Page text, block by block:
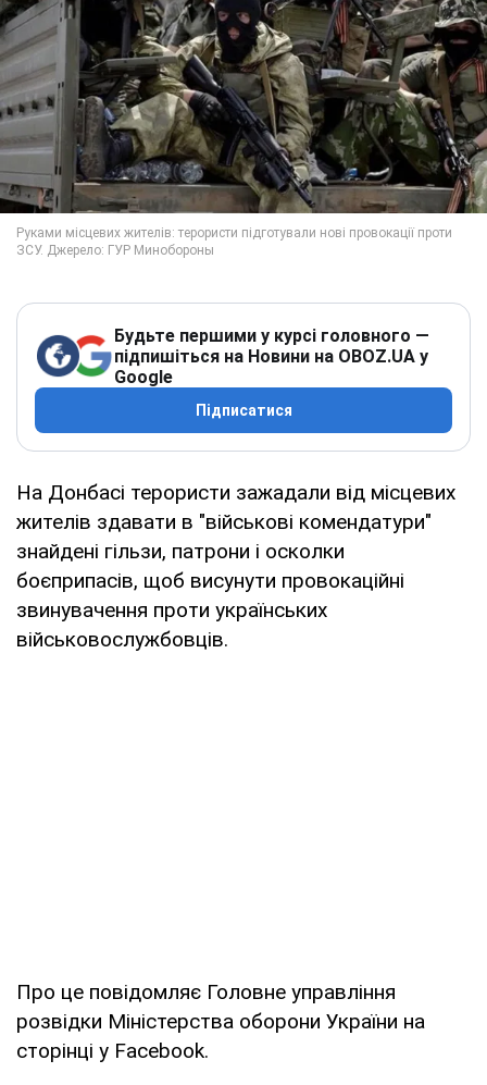
Будьте першими у курсі головного —
підпишіться на Новини на OBOZ.UA у
Google
Підписатися
На Донбасі терористи зажадали від місцевих
жителів здавати в "військові комендатури"
знайдені гільзи, патрони і осколки
боєприпасів, щоб висунути провокаційні
звинувачення проти українських
військовослужбовців.
Про це повідомляє Головне управління
розвідки Міністерства оборони України на
сторінці у Facebook.